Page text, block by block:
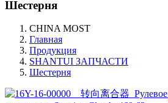
Шестерня
CHINA MOST
Главная
Продукция
SHANTUI ЗАПЧАСТИ
Шестерня